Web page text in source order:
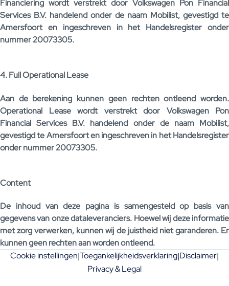
Financiering wordt verstrekt door Volkswagen Pon Financial
Services B.V. handelend onder de naam Mobilist, gevestigd te
Amersfoort en ingeschreven in het Handelsregister onder
nummer 20073305.
4. Full Operational Lease
Aan de berekening kunnen geen rechten ontleend worden.
Operational Lease wordt verstrekt door Volkswagen Pon
Financial Services B.V. handelend onder de naam Mobilist,
gevestigd te Amersfoort en ingeschreven in het Handelsregister
onder nummer 20073305.
Content
De inhoud van deze pagina is samengesteld op basis van
gegevens van onze dataleveranciers. Hoewel wij deze informatie
met zorg verwerken, kunnen wij de juistheid niet garanderen. Er
kunnen geen rechten aan worden ontleend.
Cookie instellingen|Toegankelijkheidsverklaring|Disclaimer|
Privacy & Legal